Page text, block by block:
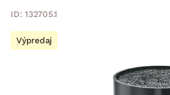
ID: 132705.1
Výpredaj